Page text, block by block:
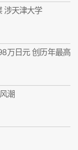
涉天津大学
万日元 创历年最高
潮